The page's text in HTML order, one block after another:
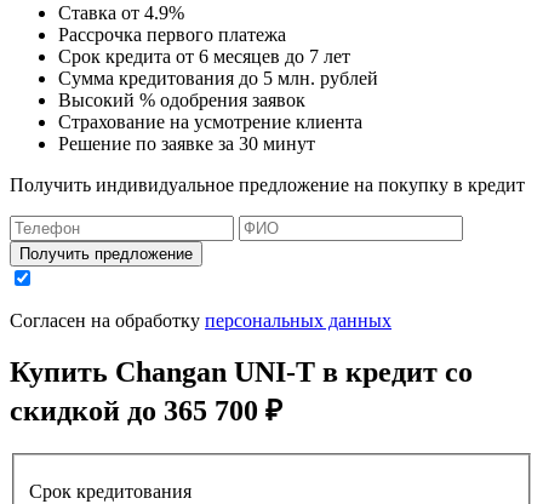
Ставка от 4.9%
Рассрочка первого платежа
Срок кредита от 6 месяцев до 7 лет
Сумма кредитования до 5 млн. рублей
Высокий % одобрения заявок
Страхование на усмотрение клиента
Решение по заявке за 30 минут
Получить индивидуальное предложение на покупку в кредит
Получить предложение
Согласен на обработку персональных данных
Купить Changan UNI-T в кредит со
скидкой до 365 700 ₽
Срок кредитования